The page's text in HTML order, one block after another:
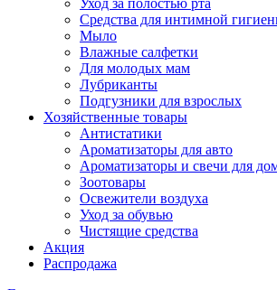
Уход за полостью рта
Средства для интимной
Мыло
Влажные салфетки
Для молодых мам
Лубриканты
Подгузники для взрослых
Хозяйственные товары
Антистатики
Ароматизаторы для авто
Ароматизаторы и свечи для
Зоотовары
Освежители воздуха
Уход за обувью
Чистящие средства
Акция
Распродажа